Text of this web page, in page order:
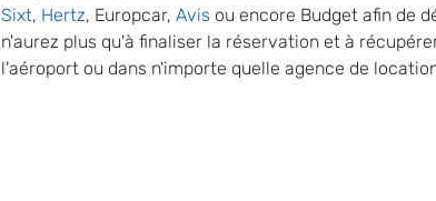
Sixt, Hertz, Europcar, Avis ou encore Budget afin de
n'aurez plus qu'à finaliser la réservation et à
l'aéroport ou dans n'importe quelle agence de